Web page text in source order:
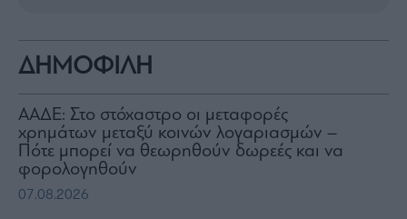
ΔΗΜΟΦΙΛΗ
ΑΑΔΕ: Στο στόχαστρο οι μεταφορές
χρημάτων μεταξύ κοινών λογαριασμών –
Πότε μπορεί να θεωρηθούν δωρεές και να
φορολογηθούν
07.08.2026